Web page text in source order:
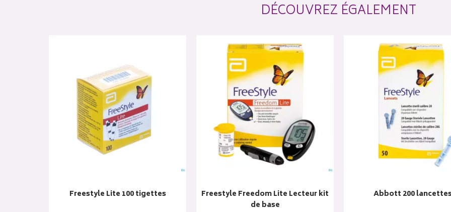
DÉCOUVREZ ÉGALEMENT
Freestyle Lite 100 tigettes
Freestyle Freedom Lite Lecteur kit
de base
Abbott 200